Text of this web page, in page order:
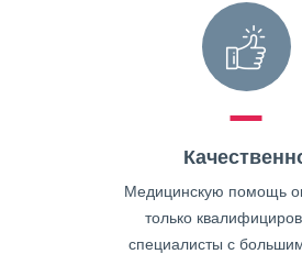
Медицинскую помощь
только
специалисты с